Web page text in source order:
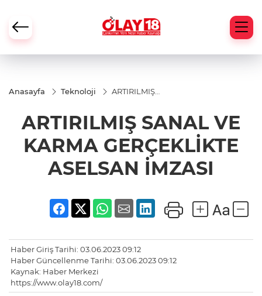
Anasayfa Teknoloji
ARTIRILMIŞ
GERÇEKLİKTE
ASELSAN
İMZASI
ARTIRILMIŞ SANAL VE
KARMA GERÇEKLİKTE
ASELSAN İMZASI
Haber Giriş Tarihi: 03.06.2023 09:12
Haber Güncellenme Tarihi: 03.06.2023 09:12
Kaynak: Haber Merkezi
https://www.olay18.com/